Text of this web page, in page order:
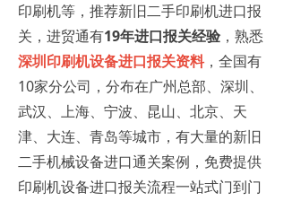
印刷机等，推荐新旧二手印刷机进口报
关，进贸通有19年进口报关经验 ，熟悉
深圳印刷机设备进口报关资料，全国有
10家分公司，分布在广州总部、深圳、
武汉、上海、宁波、昆山、北京、天
津、大连、青岛等城市，有大量的新旧
二手机械设备进口通关案例，免费提供
印刷机设备进口报关流程一站式门到门